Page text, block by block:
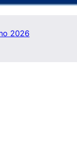
2026